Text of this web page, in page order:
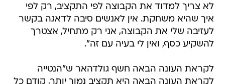
לא צריך למדוד את הקבוצה לפי התקציב, רק לפי
איך שהיא משחקת. אין לאנשים סיבה לדאגה בקשר
לעזיבה שלי את הקבוצה, אני רק מתחיל, אצטרך
להשקיע כסף, ואין לי בעיה עם זה".
לקראת העונה הבאה חשף גולדהאר ש"הנטייה
לקראת העונה הבאה היא תקציב נמוך יותר, קודם כל